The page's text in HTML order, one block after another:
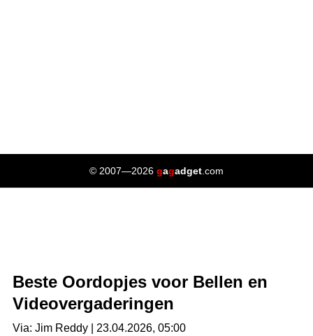
© 2007—2026 gagadget .com